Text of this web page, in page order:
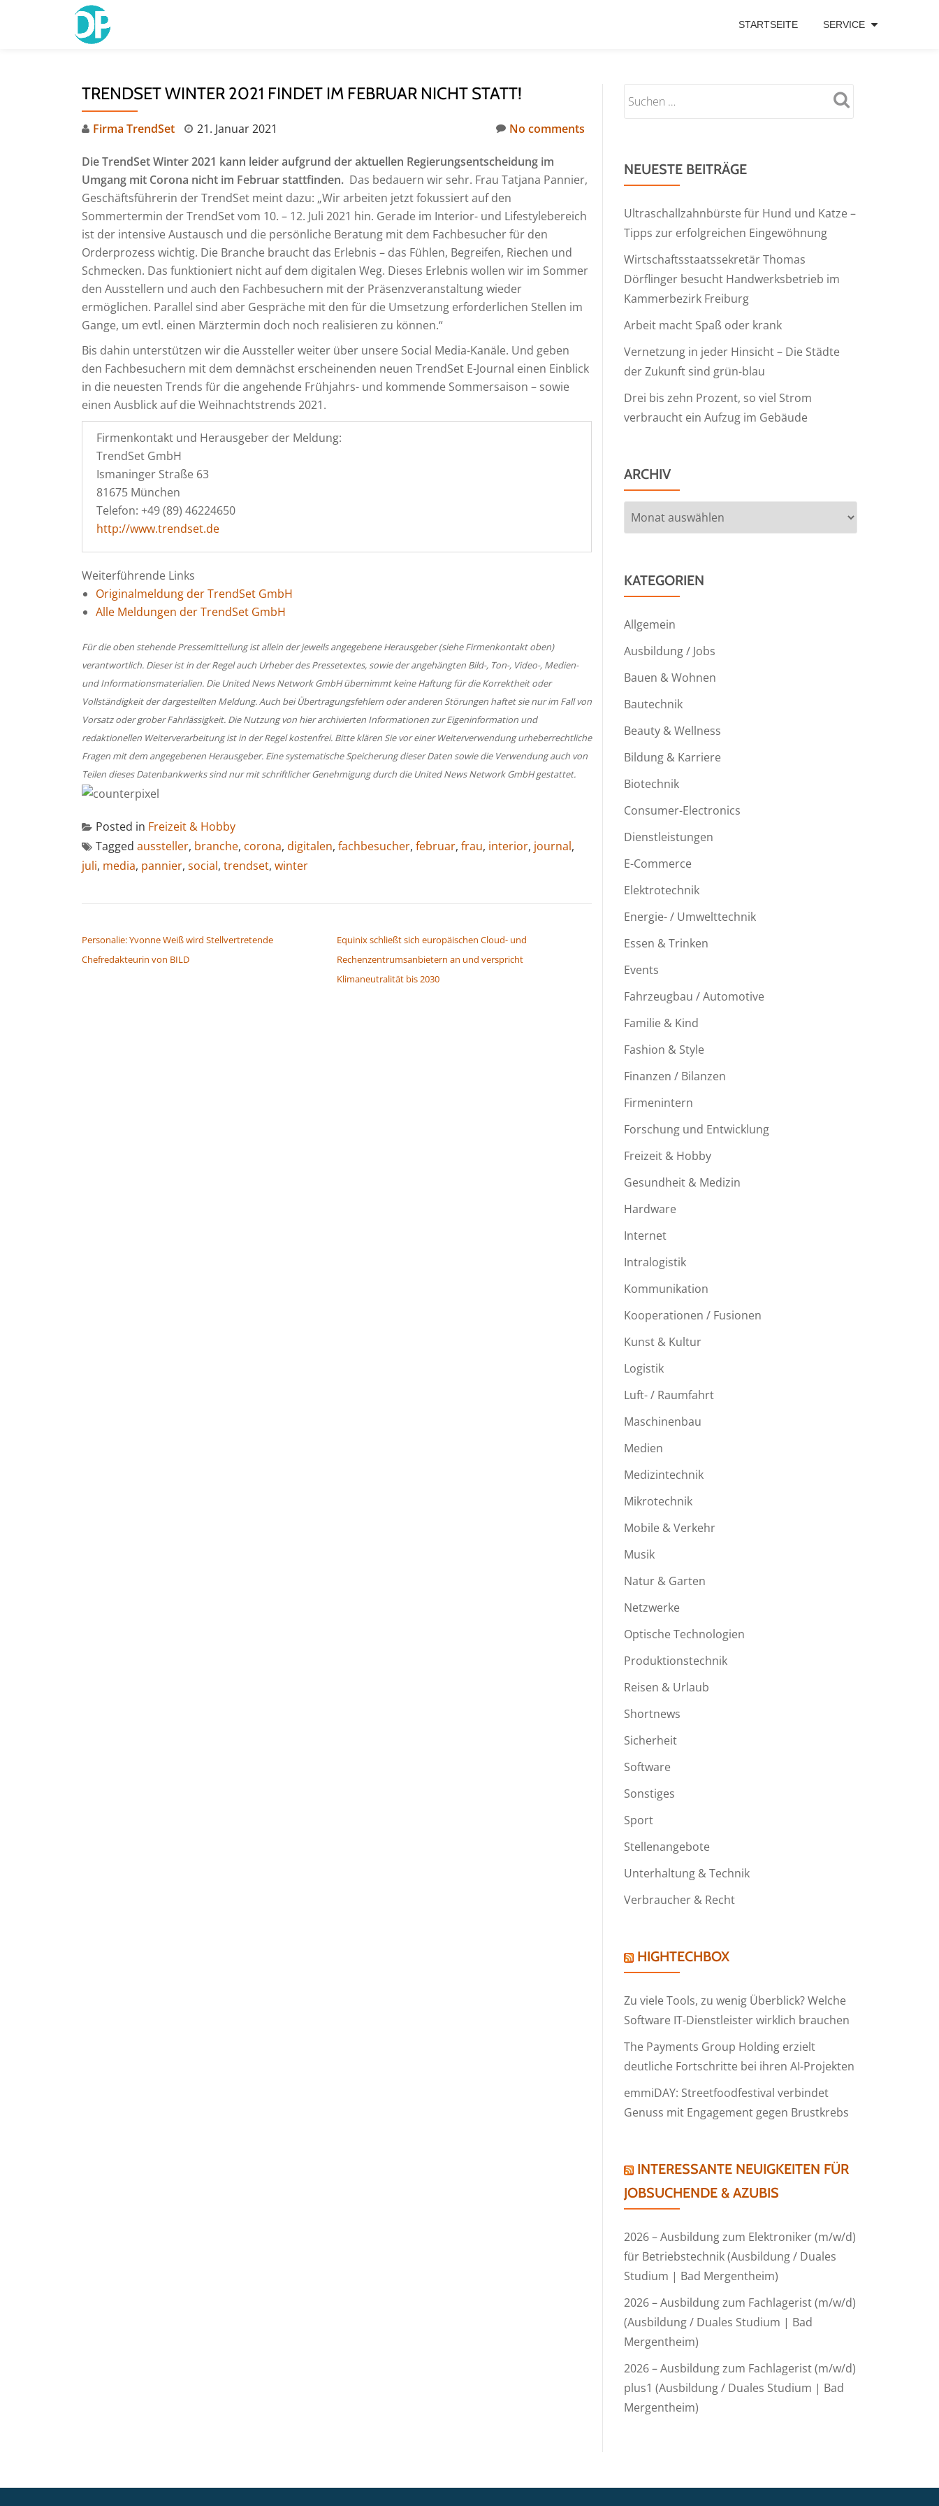
STARTSEITE SERVICE
TRENDSET WINTER 2021 FINDET IM FEBRUAR NICHT STATT!
Firma TrendSet 21. Januar 2021 No comments
Die TrendSet Winter 2021 kann leider aufgrund der aktuellen Regierungsentscheidung im
Umgang mit Corona nicht im Februar stattfinden. Das bedauern wir sehr. Frau Tatjana Pannier,
Geschäftsführerin der TrendSet meint dazu: „Wir arbeiten jetzt fokussiert auf den
Sommertermin der TrendSet vom 10. – 12. Juli 2021 hin. Gerade im Interior- und Lifestylebereich
ist der intensive Austausch und die persönliche Beratung mit dem Fachbesucher für den
Orderprozess wichtig. Die Branche braucht das Erlebnis – das Fühlen, Begreifen, Riechen und
Schmecken. Das funktioniert nicht auf dem digitalen Weg. Dieses Erlebnis wollen wir im Sommer
den Ausstellern und auch den Fachbesuchern mit der Präsenzveranstaltung wieder
ermöglichen. Parallel sind aber Gespräche mit den für die Umsetzung erforderlichen Stellen im
Gange, um evtl. einen Märztermin doch noch realisieren zu können.“
Bis dahin unterstützen wir die Aussteller weiter über unsere Social Media-Kanäle. Und geben
den Fachbesuchern mit dem demnächst erscheinenden neuen TrendSet E-Journal einen Einblick
in die neuesten Trends für die angehende Frühjahrs- und kommende Sommersaison – sowie
einen Ausblick auf die Weihnachtstrends 2021.
Firmenkontakt und Herausgeber der Meldung:
TrendSet GmbH
Ismaninger Straße 63
81675 München
Telefon: +49 (89) 46224650
http://www.trendset.de
Weiterführende Links
Originalmeldung der TrendSet GmbH
Alle Meldungen der TrendSet GmbH
Für die oben stehende Pressemitteilung ist allein der jeweils angegebene Herausgeber (siehe Firmenkontakt oben)
verantwortlich. Dieser ist in der Regel auch Urheber des Pressetextes, sowie der angehängten Bild-, Ton-, Video-, Medien-
und Informationsmaterialien. Die United News Network GmbH übernimmt keine Haftung für die Korrektheit oder
Vollständigkeit der dargestellten Meldung. Auch bei Übertragungsfehlern oder anderen Störungen haftet sie nur im Fall von
Vorsatz oder grober Fahrlässigkeit. Die Nutzung von hier archivierten Informationen zur Eigeninformation und
redaktionellen Weiterverarbeitung ist in der Regel kostenfrei. Bitte klären Sie vor einer Weiterverwendung urheberrechtliche
Fragen mit dem angegebenen Herausgeber. Eine systematische Speicherung dieser Daten sowie die Verwendung auch von
Teilen dieses Datenbankwerks sind nur mit schriftlicher Genehmigung durch die United News Network GmbH gestattet.
Posted in Freizeit & Hobby
Tagged aussteller, branche, corona, digitalen, fachbesucher, februar, frau, interior, journal,
juli, media, pannier, social, trendset, winter
Personalie: Yvonne Weiß wird Stellvertretende
Chefredakteurin von BILD
Equinix schließt sich europäischen Cloud- und
Rechenzentrumsanbietern an und verspricht
Klimaneutralität bis 2030
NEUESTE BEITRÄGE
Ultraschallzahnbürste für Hund und Katze –
Tipps zur erfolgreichen Eingewöhnung
Wirtschaftsstaatssekretär Thomas
Dörflinger besucht Handwerksbetrieb im
Kammerbezirk Freiburg
Arbeit macht Spaß oder krank
Vernetzung in jeder Hinsicht – Die Städte
der Zukunft sind grün-blau
Drei bis zehn Prozent, so viel Strom
verbraucht ein Aufzug im Gebäude
ARCHIV
Archiv
KATEGORIEN
Allgemein
Ausbildung / Jobs
Bauen & Wohnen
Bautechnik
Beauty & Wellness
Bildung & Karriere
Biotechnik
Consumer-Electronics
Dienstleistungen
E-Commerce
Elektrotechnik
Energie- / Umwelttechnik
Essen & Trinken
Events
Fahrzeugbau / Automotive
Familie & Kind
Fashion & Style
Finanzen / Bilanzen
Firmenintern
Forschung und Entwicklung
Freizeit & Hobby
Gesundheit & Medizin
Hardware
Internet
Intralogistik
Kommunikation
Kooperationen / Fusionen
Kunst & Kultur
Logistik
Luft- / Raumfahrt
Maschinenbau
Medien
Medizintechnik
Mikrotechnik
Mobile & Verkehr
Musik
Natur & Garten
Netzwerke
Optische Technologien
Produktionstechnik
Reisen & Urlaub
Shortnews
Sicherheit
Software
Sonstiges
Sport
Stellenangebote
Unterhaltung & Technik
Verbraucher & Recht
HIGHTECHBOX
Zu viele Tools, zu wenig Überblick? Welche
Software IT-Dienstleister wirklich brauchen
The Payments Group Holding erzielt
deutliche Fortschritte bei ihren AI-Projekten
emmiDAY: Streetfoodfestival verbindet
Genuss mit Engagement gegen Brustkrebs
INTERESSANTE NEUIGKEITEN FÜR
JOBSUCHENDE & AZUBIS
2026 – Ausbildung zum Elektroniker (m/w/d)
für Betriebstechnik (Ausbildung / Duales
Studium | Bad Mergentheim)
2026 – Ausbildung zum Fachlagerist (m/w/d)
(Ausbildung / Duales Studium | Bad
Mergentheim)
2026 – Ausbildung zum Fachlagerist (m/w/d)
plus1 (Ausbildung / Duales Studium | Bad
Mergentheim)